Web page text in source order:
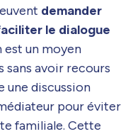
demander
le dialogue
est un moyen
sans avoir recours
une discussion
pour éviter
familiale. Cette